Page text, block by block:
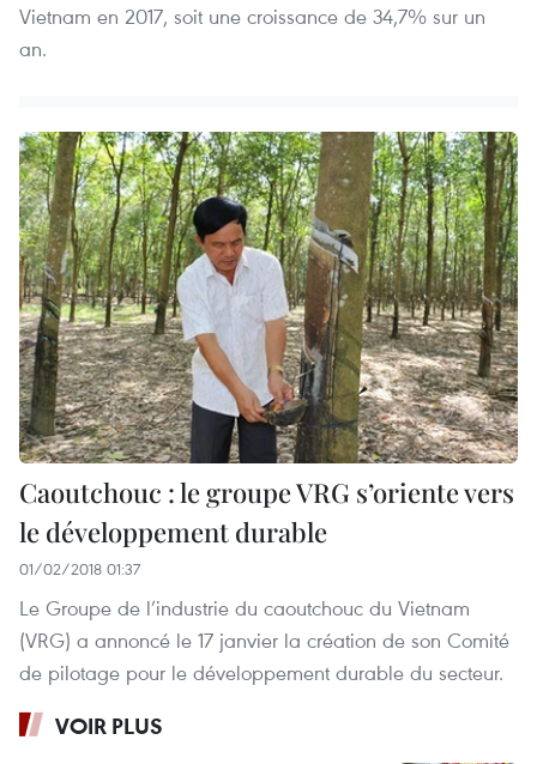
Vietnam en 2017, soit une croissance de 34,7% sur un
an.
Caoutchouc : le groupe VRG s’oriente vers
le développement durable
01/02/2018 01:37
Le Groupe de l’industrie du caoutchouc du Vietnam
(VRG) a annoncé le 17 janvier la création de son Comité
de pilotage pour le développement durable du secteur.
VOIR PLUS